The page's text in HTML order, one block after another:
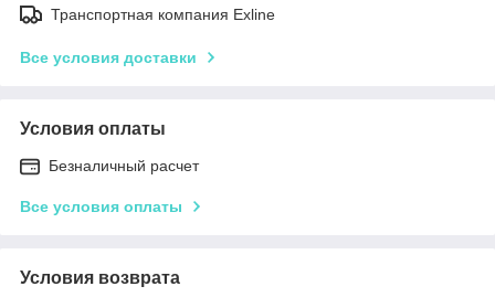
Транспортная компания Exline
Все условия доставки
Условия оплаты
Безналичный расчет
Все условия оплаты
Условия возврата